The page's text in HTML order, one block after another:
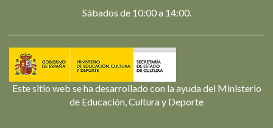
Sábados de 10:00 a 14:00.
Este sitio web se ha desarrollado con la ayuda del Ministerio
de Educación, Cultura y Deporte